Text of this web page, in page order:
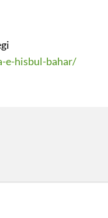
e-hisbul-bahar/